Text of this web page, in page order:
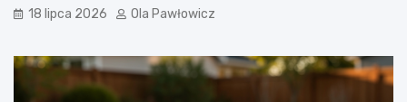
18 lipca 2026 Ola Pawłowicz